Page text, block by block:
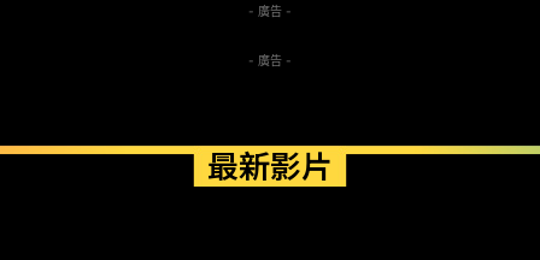
- 廣告 -
- 廣告 -
最新影片